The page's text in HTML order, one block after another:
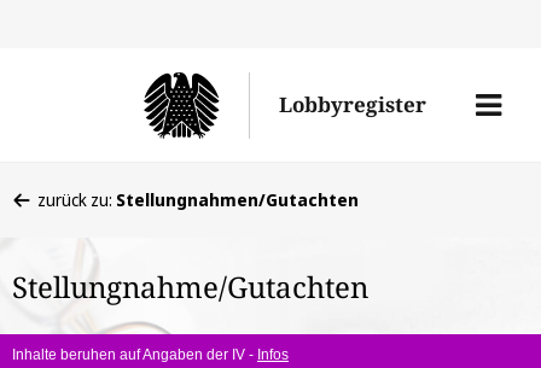
Lobbyregister
Menü
befinden
hier:
zurück zu: Stellungnahmen/Gutachten
Stellungnahme/Gutachten
Inhalte beruhen auf Angaben der IV - Infos